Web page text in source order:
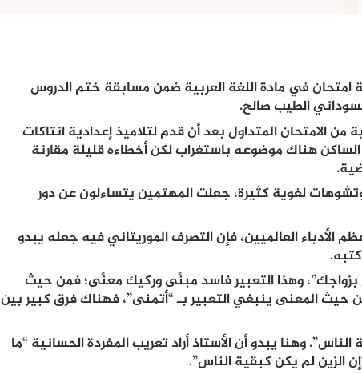
امتحان في مادة اللغة العربية ضمن مسابقة ختم الدروس
الطيب صالح.
الامتحان المتداول بعد أن قدم لتلاميذ إعدادية انتاكات
هناك موضوعه باستغراب لكن أخطاءه قليلة مقارنة
لغوية كثيرة، جعلت المهتمين يتساءلون عن دور
الأدباء العالميين، فإن التصرف الموريتاني فيه جعله يبدو
وهذا التعبير فاسد مبنًى وركيك معنًى؛ فمن حيث
المعنى ينبغي التعبير بـ “أتمنى”، فهناك فرق كبير بين
وهنا يبدو أن الأستاذ أراد تعريب المفردة الحسانية “ما
الزين لم يكن كبقية الناس”.